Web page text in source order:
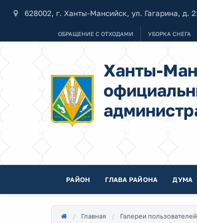
628002, г. Ханты-Мансийск, ул. Гагарина, д.
ОБРАЩЕНИЕ С ОТХОДАМИ УБОРКА СНЕГА
Ханты-
РАЙОН ГЛАВА РАЙОНА ДУМА
Главная Галереи пользователей